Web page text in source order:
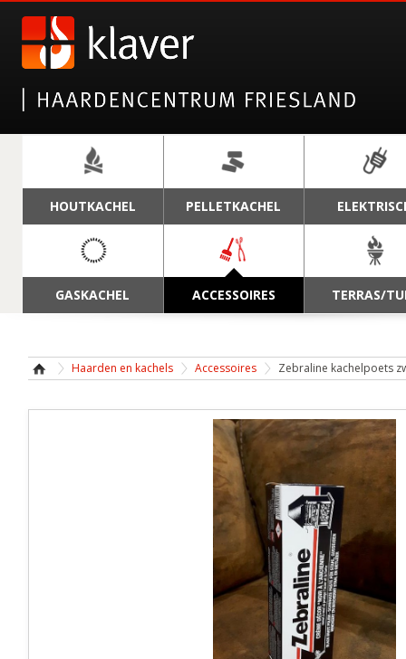
HOUTKACHEL PELLETKACHEL
GASKACHEL ACCESSOIRES TERRAS/
Haarden en kachels Accessoires Zebraline kachelpoets